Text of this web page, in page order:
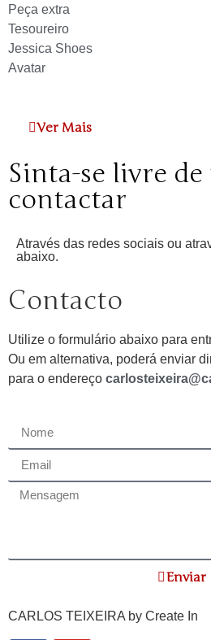
Peça extra
Tesoureiro
Jessica Shoes
Avatar
Ver Mais
Sinta-se livre de
contactar
Através das redes sociais ou
abaixo.
Contacto
Utilize o formulário abaixo para
Ou em alternativa, poderá enviar
para o endereço
Enviar
CARLOS TEIXEIRA by Create In